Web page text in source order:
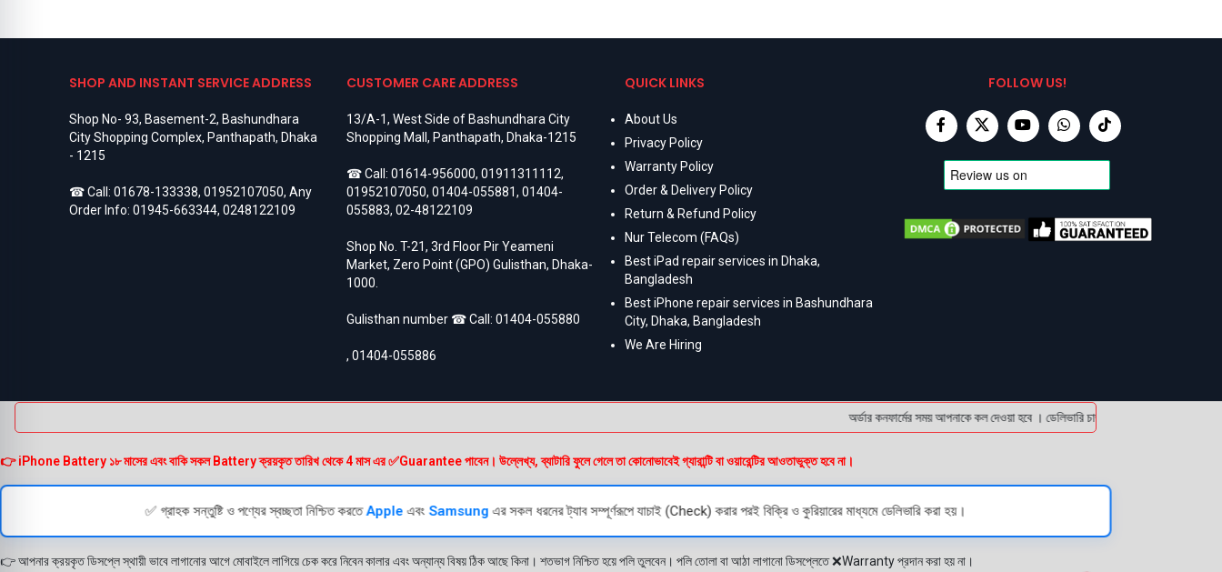
Asus Rog Phone 63
Asus Rog Phone 7 Ultimate 3
Asus ROG Phone 8 Pro3
Asus Zenfone 23
Asus ZenFone Max M1
BlackBerry18
BlackBerry Battery 17
Google Pixel 103
Google Pixel 26
Google Pixel 2XL 6
Google Pixel 3
Google Pixel 3 XL6
Google Pixel 4 XL6
SHOP AND INSTANT SERVICE ADDRESS
Shop No- 93, Basement-2, Bashundhara
City Shopping Complex, Panthapath, Dhaka
- 1215
☎ Call: 01678-133338, 01952107050, Any
Order Info: 01945-663344, 0248122109
CUSTOMER CARE ADDRESS
13/A-1, West Side of Bashundhara City
Shopping Mall, Panthapath, Dhaka-1215
☎ Call:01614-956000,01911311112,
01952107050,01404-055881,01404-
055883,02-48122109
Shop No. T-21, 3rd Floor Pir Yeameni
Market, Zero Point (GPO) Gulisthan, Dhaka-
1000.
Gulisthan number ☎ Call:01404-055880
,01404-055886
QUICK LINKS
About Us
Privacy Policy
Warranty Policy
Order & Delivery Policy
Return & Refund Policy
Nur Telecom (FAQs)
Best iPad repair services in Dhaka,
Bangladesh
Best iPhone repair services in Bashundhara
City, Dhaka, Bangladesh
We Are Hiring
FOLLOW US!
অর্ডার কনফার্মের সময় আপনাকে কল দেওয়া হবে । ডেলিভারি চার্জটা অগ্রিম (bKash/
👉 iPhone Battery ১৮ মাসের এবং বাকি সকল Battery ক্রয়কৃত তারিখ থেকে 4 মাস এর ✅Guarantee পাবেন। উল্লেখ্য, ব্যাটারি ফুলে গেলে তা কোনোভাবেই গ্যারান্টি বা ওয়ারেন্টির আওতাভুক্ত হবে না।
✅ গ্রাহক সন্তুষ্টি ও পণ্যের স্বচ্ছতা নিশ্চিত করতেAppleএবং Samsungএর সকল ধরনের ট্যাব সম্পূর্ণরূপে যাচাই (Check) করার পরই বিক্রি ও কুরিয়ারের মাধ্যমে ডেলিভারি করা হয়।
👉 আপনার ক্রয়কৃত ডিসপ্লে স্থায়ী ভাবে লাগানোর আগে মোবাইলে লাগিয়ে চেক করে নিবেন কালার এবং অন্যান্য বিষয় ঠিক আছে কিনা। শতভাগ নিশ্চিত হয়ে পলি তুলবেন। পলি তোলা বা আঠা লাগানো ডিসপ্লেতে ❌Warranty প্রদান করা হয় না।